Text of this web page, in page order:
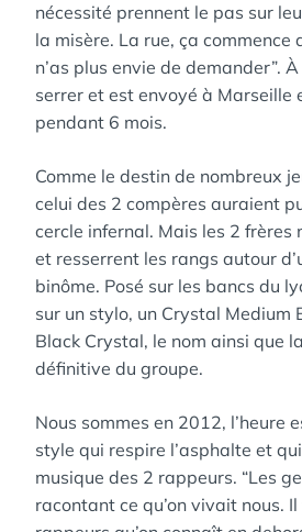
nécessité prennent le pas sur
la misère. La rue, ça commence
n’as plus envie de demander”.
serrer et est envoyé à Marseille
pendant 6 mois.
Comme le destin de nombreux
celui des 2 compères auraient
cercle infernal. Mais les 2 frères
et resserrent les rangs autour
binôme. Posé sur les bancs du
sur un stylo, un Crystal Medium
Black Crystal, le nom ainsi que
définitive du groupe.
Nous sommes en 2012, l’heure
style qui respire l’asphalte et
musique des 2 rappeurs. “Les
racontant ce qu’on vivait nous.